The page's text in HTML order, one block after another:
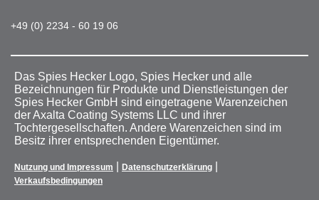
+49 (0) 2234 - 60 19 06
Das Spies Hecker Logo, Spies Hecker und alle
Bezeichnungen für Produkte und Dienstleistungen der
Spies Hecker GmbH sind eingetragene Warenzeichen
der Axalta Coating Systems LLC und ihrer
Tochtergesellschaften. Andere Warenzeichen sind im
Besitz ihrer entsprechenden Eigentümer.
Nutzung und Impressum Datenschutzerklärung
Verkaufsbedingungen